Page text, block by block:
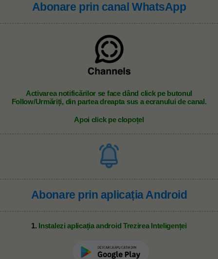
Abonare prin canal WhatsApp
Activarea notificărilor se face dând click pe butonul
Follow/Urmăriți, din partea dreapta sus a ecranului de canal.
Apoi click pe clopoțel
Abonare prin aplicația Android
1. Instalezi aplicația android Trezirea Inteligenței